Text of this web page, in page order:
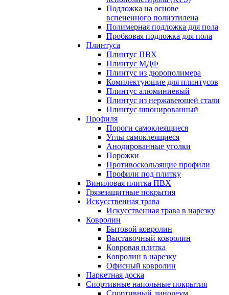
Подложка на основе
вспененного полиэтилена
Полимерная подложка для пола
Пробковая подложка для пола
Плинтуса
Плинтус ПВХ
Плинтус МДФ
Плинтус из дюрополимера
Комплектующие для плинтусов
Плинтус алюминиевый
Плинтус из нержавеющей стали
Плинтус шпонированный
Профиля
Пороги самоклеящиеся
Углы самоклеящиеся
Анодированные уголки
Порожки
Противоскользящие профили
Профили под плитку
Виниловая плитка ПВХ
Грязезащитные покрытия
Искусственная трава
Искусственная трава в нарезку
Ковролин
Бытовой ковролин
Выставочный ковролин
Ковровая плитка
Ковролин в нарезку
Офисный ковролин
Паркетная доска
Спортивные напольные покрытия
Спортивный линолеум